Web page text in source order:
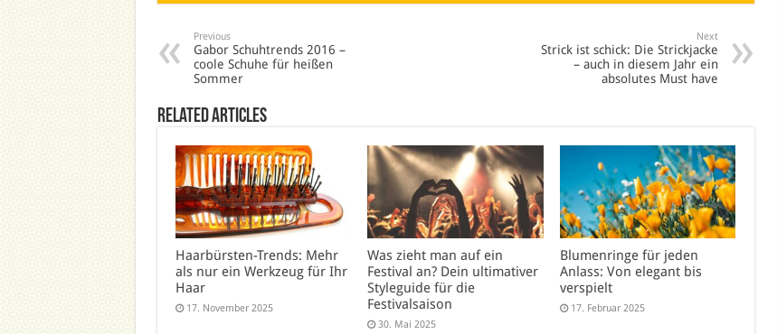
Previous
Gabor Schuhtrends 2016 –
coole Schuhe für heißen
Sommer
Next
Strick ist schick: Die Strickjacke
– auch in diesem Jahr ein
absolutes Must have
Related Articles
Haarbürsten-Trends: Mehr
als nur ein Werkzeug für Ihr
Haar
17. November 2025
Was zieht man auf ein
Festival an? Dein ultimativer
Styleguide für die
Festivalsaison
30. Mai 2025
Blumenringe für jeden
Anlass: Von elegant bis
verspielt
17. Februar 2025